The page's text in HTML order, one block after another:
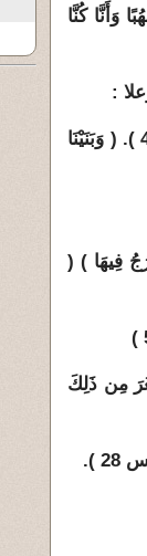
وَأَنَّا كُنَّا
3 / 1 : عن علو السماوات :( تَنزِيلا مِّمَّنْ خَلَقَ الأَرْضَ وَالسَّمَاوَاتِ الْعُلَى ) ( طه 4 ). ( وَبَنَيْنَا
فِيهَا ) (
مِن ذَلِكَ